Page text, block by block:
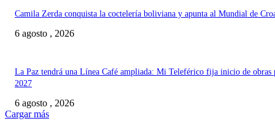
Camila Zerda conquista la coctelería boliviana y apunta al Mundial de
6 agosto , 2026
La Paz tendrá una Línea Café ampliada: Mi Teleférico fija inicio de obras
2027
6 agosto , 2026
Cargar más